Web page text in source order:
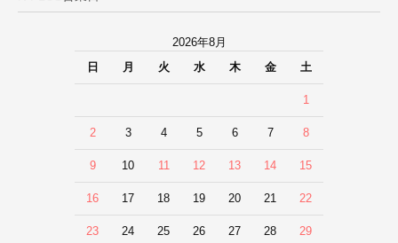
2026年8月
日
月 火 水 木 金 土
1
2 3 4 5 6 7 8
9 10 11 12 13 14 15
16 17 18 19 20 21 22
23 24 25 26 27 28 29